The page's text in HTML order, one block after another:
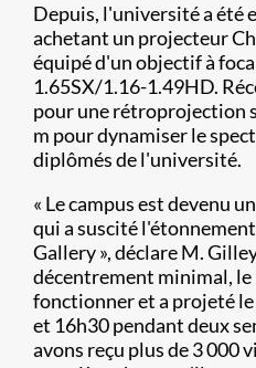
Depuis, l'université a été
achetant un projecteur
équipé d'un objectif à
1.65SX/1.16-1.49HD.
pour une rétroprojection
m pour dynamiser le
diplômés de l'université.
« Le campus est devenu
qui a suscité
Gallery », déclare M.
décentrement minimal,
fonctionner et a projeté
et 16h30 pendant deux
avons reçu plus de 3 000